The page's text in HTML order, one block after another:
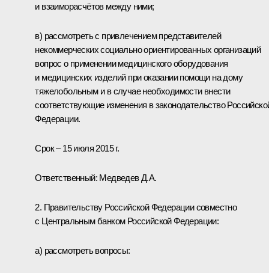
и взаиморасчётов между ними;
в) рассмотреть с привлечением представителей
некоммерческих социально ориентированных организаций
вопрос о применении медицинского оборудования
и медицинских изделий при оказании помощи на дому
тяжелобольным и в случае необходимости внести
соответствующие изменения в законодательство
Федерации.
Срок – 15 июля 2015 г.
Ответственный: Медведев Д.А.
2. Правительству Российской Федерации совместно
с Центральным банком Российской Федерации:
а) рассмотреть вопросы: